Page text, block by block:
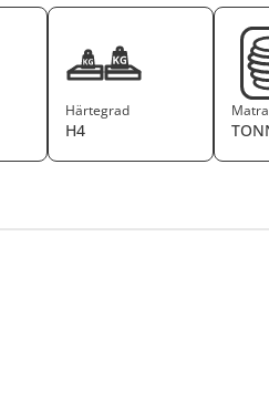
Härtegrad
H4